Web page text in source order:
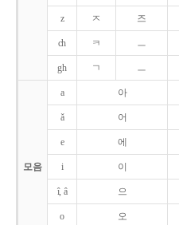
z ㅈ 즈
ch ㅋ ㅡ
gh ㄱ ㅡ
모음
a 아
ǎ 어
e 에
i 이
î, â 으
o 오